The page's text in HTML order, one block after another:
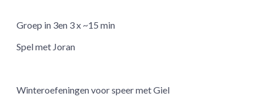
Groep in 3en 3 x ~15 min
Spel met Joran
Winteroefeningen voor speer met Giel